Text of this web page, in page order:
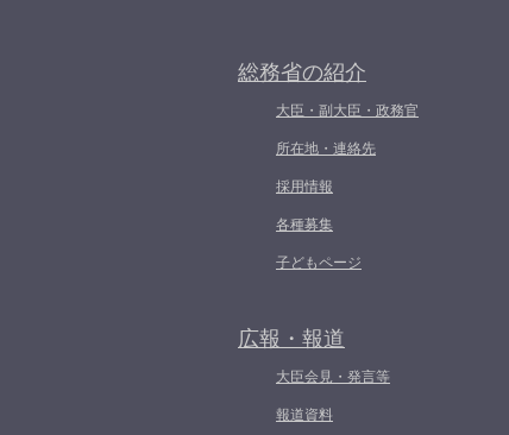
総務省の紹介
大臣・副大臣・政務官
所在地・連絡先
採用情報
各種募集
子どもページ
広報・報道
大臣会見・発言等
報道資料